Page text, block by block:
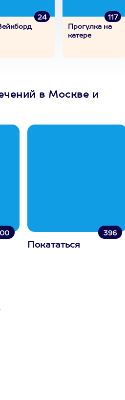
24
117
Прогулка на
катере
в Москве и
396
Покататься